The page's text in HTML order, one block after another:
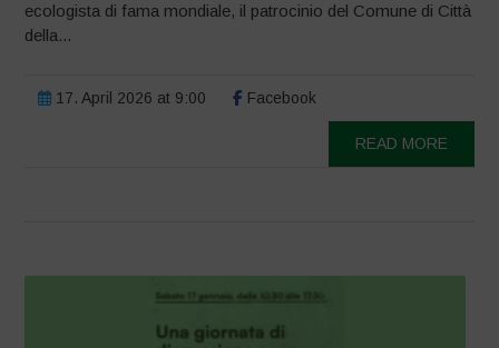
ecologista di fama mondiale, il patrocinio del Comune di Città
della...
17. April 2026 at 9:00 Facebook
READ MORE